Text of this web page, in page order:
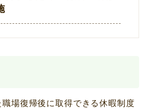
場復帰後に取得できる休暇制度